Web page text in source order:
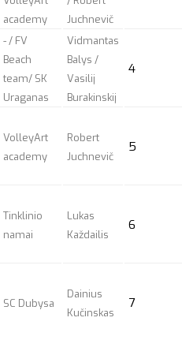
academy
Juchnevič
- / FV
Beach
team/ SK
Uraganas
Vidmantas
Balys /
Vasilij
Burakinskij
4
VolleyArt
academy
Robert
Juchnevič
5
Tinklinio
namai
Lukas
Každailis
6
SC Dubysa
Dainius
Kučinskas
7